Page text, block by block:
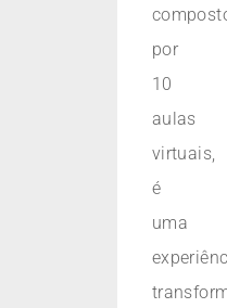
por
10
aulas
virtuais,
é
uma